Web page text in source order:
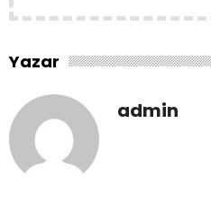
Yazar
admin